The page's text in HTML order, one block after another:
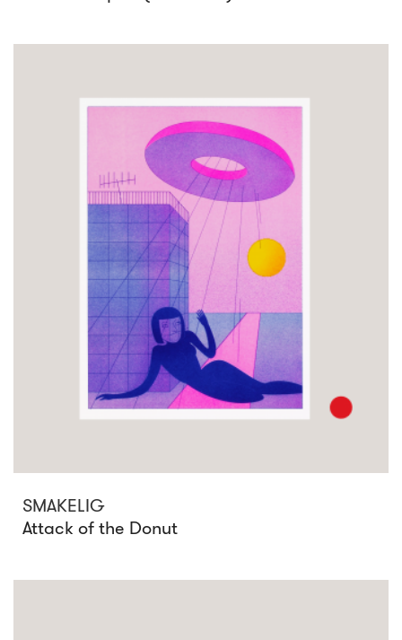
SMAKELIG
Attack of the Donut